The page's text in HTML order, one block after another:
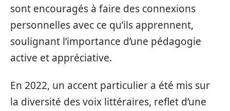
sont encouragés à faire des connexions
personnelles avec ce qu’ils apprennent,
soulignant l’importance d’une pédagogie
active et appréciative.
En 2022, un accent particulier a été mis sur
la diversité des voix littéraires, reflet d’une